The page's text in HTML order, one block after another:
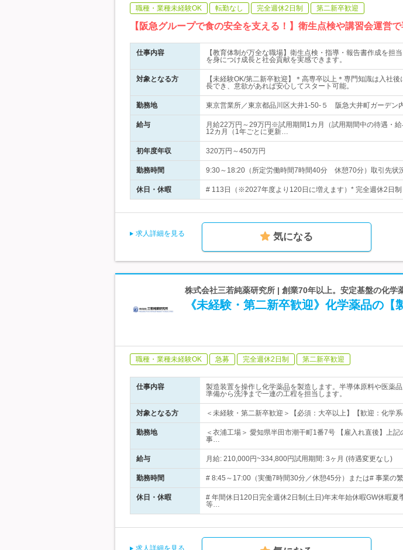
職種・業種未経験OK 転勤なし 完全週休2日制 第二新卒歓迎
【阪急グループで食の安全を支える！】衛生点検や講習会運営
仕事内容
【教育体制が万全な職場】衛生点検・指導・報告書作成を担
を身につけ成長と社会貢献を実感できます。
対象となる方
【未経験OK/第二新卒歓迎】＊高専卒以上＊専門知識は入社
長でき、意欲があれば安心してスタート可能。
勤務地 東京営業所／東京都品川区大井1-50-５ 阪急大井町ガーデン
給与
月給22万円～29万円※試用期間1カ月（試用期間中の待遇・
12カ月（1年ごとに更新…
初年度年収 320万円～450万円
勤務時間 9:30～18:20（所定労働時間7時間40分 休憩70分）取引先状
休日・休暇 # 113日（※2027年度より120日に増えます）* 完全週休2日
求人詳細を見る 気になる
株式会社三若純薬研究所 | 創業70年以上。安定基盤の化学
《未経験・第二新卒歓迎》化学薬品の
職種・業種未経験OK 急募 完全週休2日制 第二新卒歓迎
仕事内容
製造装置を操作し化学薬品を製造します。半導体原料や医薬
準備から洗浄まで一連の工程を担当します。
対象となる方 ＜未経験・第二新卒歓迎＞【必須：大卒以上】【歓迎：化学
勤務地
＜衣浦工場＞ 愛知県半田市潮干町1番7号 【雇入れ直後】上
事…
給与 月給: 210,000円~334,800円試用期間: 3ヶ月 (待遇変更なし)
勤務時間 # 8:45～17:00（実働7時間30分／休憩45分）または# 事業の
休日・休暇
# 年間休日120日完全週休2日制(土日)年末年始休暇GW休暇
等…
求人詳細を見る